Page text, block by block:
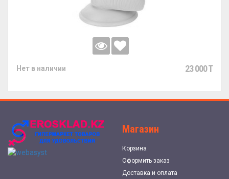
Нет в наличии 23 000 T
Магазин
Корзина
Оформить заказ
Доставка и оплата